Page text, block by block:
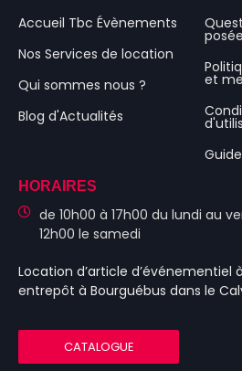
Accueil Tbc Évènements
Nos Services de location
Qui sommes nous ?
Blog d'Actualités
et
HORAIRES
de 10h00 à 17h00 du lundi au
12h00 le samedi
Location d’article d’événementiel
entrepôt à Bourguébus dans le
CATALOGUE